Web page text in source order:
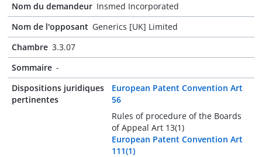
Nom du demandeur Insmed Incorporated
Nom de l'opposant Generics [UK] Limited
Chambre 3.3.07
Sommaire -
Dispositions juridiques
pertinentes
European Patent Convention Art
56
Rules of procedure of the Boards
of Appeal Art 13(1)
European Patent Convention Art
111(1)